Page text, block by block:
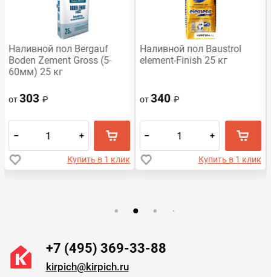
Наливной пол Bergauf
Boden Zement Gross (5-
60мм) 25 кг
от303₽
– +
Купить в 1 клик
Наливной пол Baustrol
element-Finish 25 кг
от340₽
– +
Купить в 1 клик
+7 (495) 369-33-88
kirpich@kirpich.ru